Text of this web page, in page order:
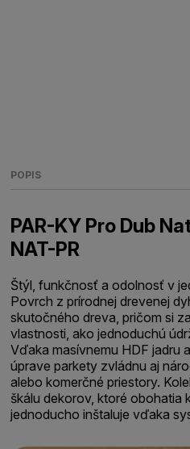
POPIS
PAR-KY Pro Dub
NAT-PR
Štýl, funkčnosť a odolnosť v
Povrch z prírodnej drevenej
skutočného dreva, pričom si
vlastnosti, ako jednoduchú
Vďaka masívnemu HDF jadru
úprave parkety zvládnu aj
alebo komerčné priestory.
škálu dekorov, ktoré obohatia
jednoducho inštaluje vďaka